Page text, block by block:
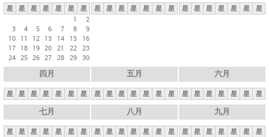
星 星 星 星 星 星
星
1
2
3
4 5 6 7 8
9
10 11 12 13 14 15
16
17 18 19 20 21 22 23
24 25 26 27 28 29 30
星 星 星 星 星 星 星 星 星 星 星 星 星 星
四月
星 星 星 星 星 星 星
五月
星 星 星 星 星 星 星
六月
星 星 星 星 星 星 星
七月
星 星 星 星 星 星 星
八月
星 星 星 星 星 星 星
九月
星 星 星 星 星 星 星